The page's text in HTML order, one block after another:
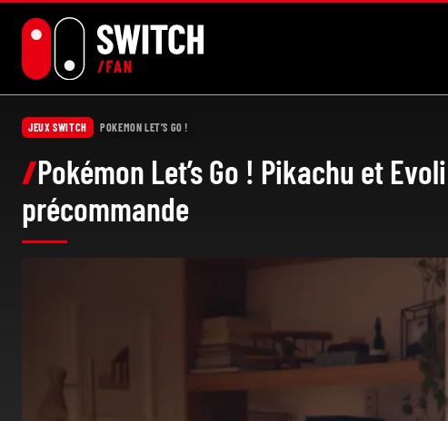
JEUX SWITCH POKEMON LET’S GO !
Pokémon Let’s Go ! Pikachu et
précommande